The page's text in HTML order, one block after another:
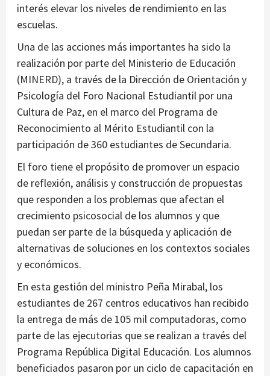
interés elevar los niveles de rendimiento en las
escuelas.
Una de las acciones más importantes ha sido la
realización por parte del Ministerio de Educación
(MINERD), a través de la Dirección de Orientación y
Psicología del Foro Nacional Estudiantil por una
Cultura de Paz, en el marco del Programa de
Reconocimiento al Mérito Estudiantil con la
participación de 360 estudiantes de Secundaria.
El foro tiene el propósito de promover un espacio
de reflexión, análisis y construcción de propuestas
que responden a los problemas que afectan el
crecimiento psicosocial de los alumnos y que
puedan ser parte de la búsqueda y aplicación de
alternativas de soluciones en los contextos sociales
y económicos.
En esta gestión del ministro Peña Mirabal, los
estudiantes de 267 centros educativos han recibido
la entrega de más de 105 mil computadoras, como
parte de las ejecutorias que se realizan a través del
Programa República Digital Educación. Los alumnos
beneficiados pasaron por un ciclo de capacitación en